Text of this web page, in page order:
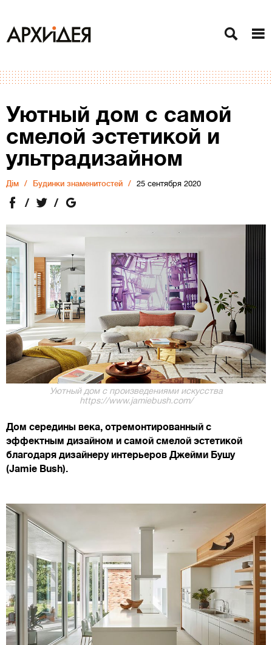
Уютный дом с самой
смелой эстетикой и
ультрадизайном
Дiм Будинки знаменитостей 25 сентября 2020
Уютный дом с произведениями искусства
https://www.jamiebush.com/
Дом середины века, отремонтированный с
эффектным дизайном и самой смелой эстетикой
благодаря дизайнеру интерьеров Джейми Бушу
(Jamie Bush).